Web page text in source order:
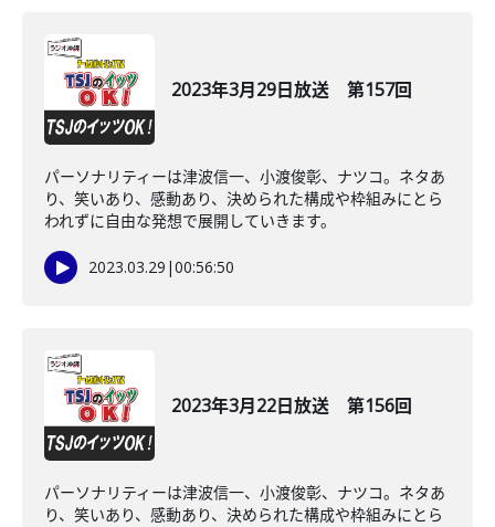
2023年3月29日放送 第157回
パーソナリティーは津波信一、小渡俊彰、ナツコ。ネタあ
り、笑いあり、感動あり、決められた構成や枠組みにとら
われずに自由な発想で展開していきます。
2023.03.29 |00:56:50
2023年3月22日放送 第156回
パーソナリティーは津波信一、小渡俊彰、ナツコ。ネタあ
り、笑いあり、感動あり、決められた構成や枠組みにとら